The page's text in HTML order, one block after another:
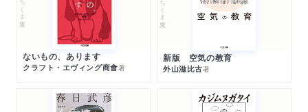
ちくま文庫
ないもの、あります
クラフト・エヴィング商會著
ちくま文庫
新版 空気の教育
外山滋比古著